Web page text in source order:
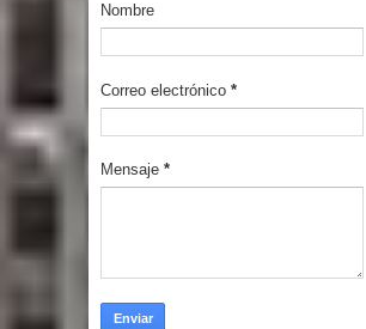
Nombre
Correo electrónico *
Mensaje *